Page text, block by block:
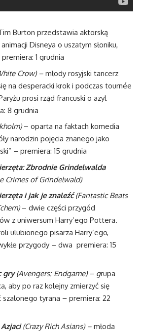
Burton przedstawia aktorską
Disneya o uszatym słoniku,
1 grudnia
Crow) – młody rosyjski tancerz
na desperacki krok i podczas tournée
prosi rząd francuski o azyl
8 grudnia
– oparta na faktach komedia
narodzin pojęcia znanego jako
– premiera: 15 grudnia
Zbrodnie Grindelwalda
Crimes of Grindelwald)
i jak je znaleźć(Fantastic Beats
– dwie części przygód
z uniwersum Harry’ego Pottera.
ulubionego pisarza Harry’ego,
przygody – dwa premiera: 15
gry(Avengers: Endgame) – grupa
aby po raz kolejny zmierzyć się
szalonego tyrana – premiera: 22
(Crazy Rich Asians) – młoda